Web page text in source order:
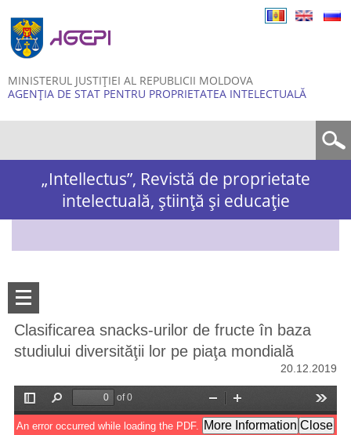
MINISTERUL JUSTIȚIEI AL REPUBLICII MOLDOVA
AGENȚIA DE STAT PENTRU PROPRIETATEA INTELECTUALĂ
„Intellectus”, Revistă de proprietate
intelectuală, știință și educație
Clasificarea snacks-urilor de fructe în baza
studiului diversităţii lor pe piaţa mondială
20.12.2019